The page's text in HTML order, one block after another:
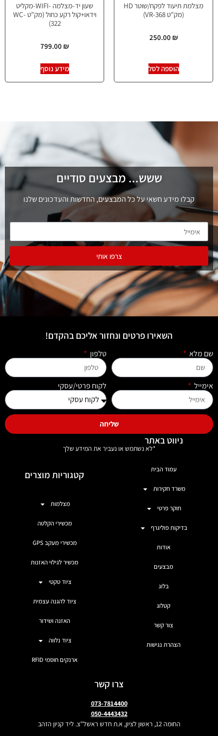
מצלמת תיעוד לפקח/שוטר HD
(מק"ט VR-368)
250.00 ₪
הוספה לסל
שעון יד-מצלמה -WIFI-מקליט
וידאו+קול רקע כחול (מק"ט WC-
322)
799.00 ₪
מידע נוסף
ששש... מבצעים סודיים
קבלו מידע חשאי על כל המבצעים, החדשות והעדכונים שלנו
צרפו אותי
השאירו פרטים ונחזור אליכם בהקדם!
שם מלא טלפון
אימייל לקוח פרטי/עסקי
שליחה
*לא נשתמש או נעביר את המידע שלך
ניווט באתר
עמוד הבית
משרד חקירות
חוקר פרטי
בדיקות פוליגרף
אודות
מבצעים
בלוג
קטלוג
צור קשר
הצהרת נגישות
קטגוריות מוצרים
מצלמות
מכשירי הקלטה
מכשירי מעקב GPS
מכשיר לגילוי האזנות
ציוד טקטי
ציוד להגנה עצמית
האזנה ושידור
ציוד נלווה
ארנקים חוסמי RFID
צרו קשר
073-7814400
050-4443432
החומה 12, ראשון לציון, א.ת חדש ראשל"צ. ליד קניון הזהב